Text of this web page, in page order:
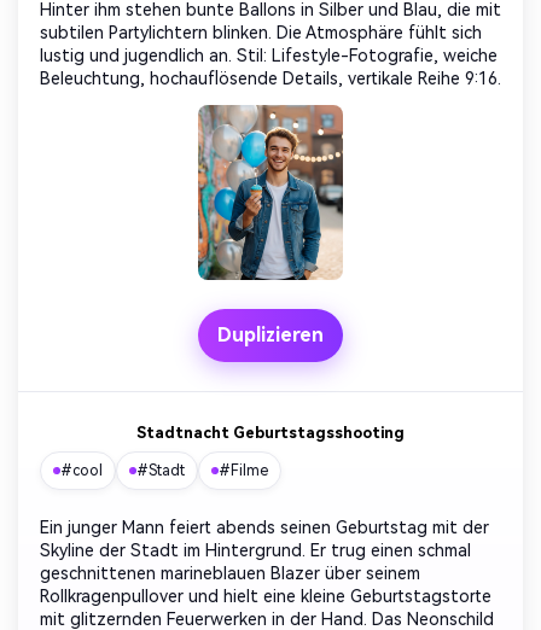
Hinter ihm stehen bunte Ballons in Silber und Blau, die mit
subtilen Partylichtern blinken. Die Atmosphäre fühlt sich
lustig und jugendlich an. Stil: Lifestyle-Fotografie, weiche
Beleuchtung, hochauflösende Details, vertikale Reihe 9:16.
Duplizieren
Stadtnacht Geburtstagsshooting
#cool #Stadt #Filme
Ein junger Mann feiert abends seinen Geburtstag mit der
Skyline der Stadt im Hintergrund. Er trug einen schmal
geschnittenen marineblauen Blazer über seinem
Rollkragenpullover und hielt eine kleine Geburtstagstorte
mit glitzernden Feuerwerken in der Hand. Das Neonschild